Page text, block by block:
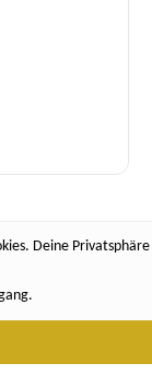
Deine Privatsphäre